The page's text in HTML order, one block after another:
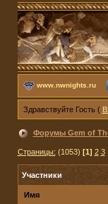
www.nwnights.ru
Здравствуйте Гость (
Форумы Gem of
Страницы: (1053) [1] 2 3
Участники
Имя